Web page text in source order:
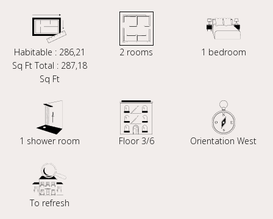
Habitable : 286,21
Sq Ft Total : 287,18
Sq Ft
2 rooms 1 bedroom
1 shower room Floor 3/6 Orientation West
To refresh